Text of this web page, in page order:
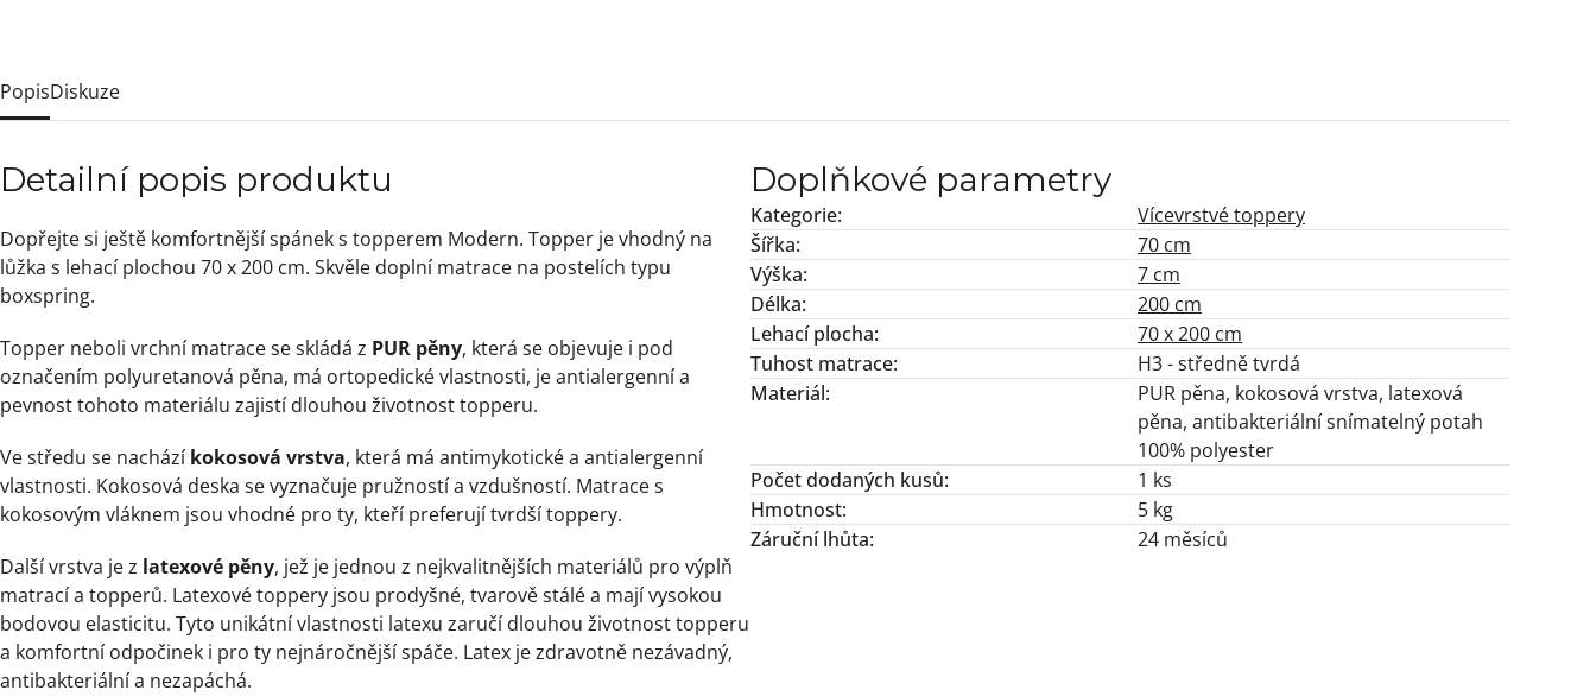
PopisDiskuze
Detailní popis produktu
Dopřejte si ještě komfortnější spánek s topperem Modern. Topper je vhodný na
lůžka s lehací plochou 70 x 200 cm. Skvěle doplní matrace na postelích typu
boxspring.
Topper neboli vrchní matrace se skládá z PUR pěny, která se objevuje i pod
označením polyuretanová pěna, má ortopedické vlastnosti, je antialergenní a
pevnost tohoto materiálu zajistí dlouhou životnost topperu.
Ve středu se nacházíkokosová vrstva, která má antimykotické a antialergenní
vlastnosti. Kokosová deska se vyznačuje pružností a vzdušností. Matrace s
kokosovým vláknem jsou vhodné pro ty, kteří preferují tvrdší toppery.
Další vrstva je z latexové pěny, jež je jednou z nejkvalitnějších materiálů pro výplň
matrací a topperů. Latexové toppery jsou prodyšné, tvarově stálé a mají vysokou
bodovou elasticitu. Tyto unikátní vlastnosti latexu zaručí dlouhou životnost topperu
a komfortní odpočinek i pro ty nejnáročnější spáče. Latex je zdravotně nezávadný,
antibakteriální a nezapáchá.
Doplňkové parametry
Kategorie:
Vícevrstvé toppery
Šířka:
70 cm
Výška:
7 cm
Délka:
200 cm
Lehací plocha:
70 x 200 cm
Tuhost matrace:
H3 - středně tvrdá
Materiál:
PUR pěna, kokosová vrstva, latexová
pěna, antibakteriální snímatelný potah
100% polyester
Počet dodaných kusů:
1 ks
Hmotnost:
5 kg
Záruční lhůta: 24 měsíců